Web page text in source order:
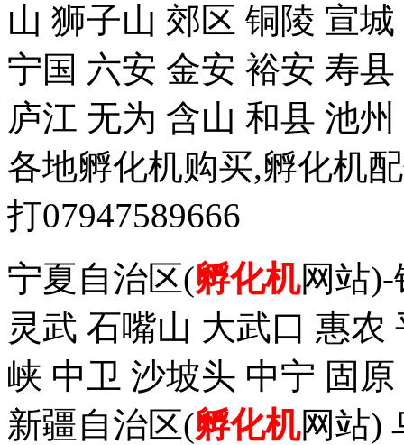
山 狮子山 郊区 铜陵 宣
宁国 六安 金安 裕安 寿
庐江 无为 含山 和县 池
各地孵化机购买,孵化机
打07947589666
宁夏自治区(孵化机网站)-
灵武 石嘴山 大武口 惠农
峡 中卫 沙坡头 中宁 固
新疆自治区(孵化机网站)